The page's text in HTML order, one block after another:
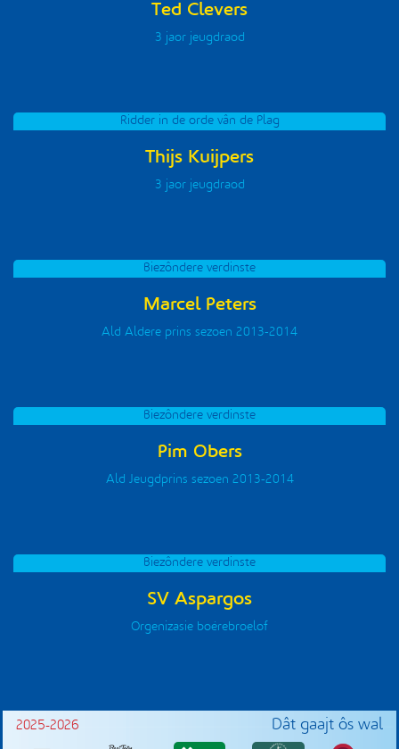
Ted Clevers
3 jaor jeugdraod
Ridder in de orde vân de Plag
Thijs Kuijpers
3 jaor jeugdraod
Biezôndere verdinste
Marcel Peters
Ald Aldere prins sezoen 2013-2014
Biezôndere verdinste
Pim Obers
Ald Jeugdprins sezoen 2013-2014
Biezôndere verdinste
SV Aspargos
Orgenizasie boérebroelof
2025-2026 Dât gaajt ôs wal